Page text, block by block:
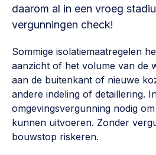
Eigen gebouw
ontmoetingsplekken >
Sociaal ondernemen
Bewonersbedrijf starten,
Buurtbewoners verbinden
Community building en ABCD,
Lid worden
Vraag stellen
030 231 7511
info@lsabewoners.nl
daarom al in een vroeg
vergunningen check!
Sommige isolatiemaatregelen
aanzicht of het volume van de
aan de buitenkant of nieuwe
andere indeling of detaillering.
omgevingsvergunning nodig
kunnen uitvoeren. Zonder
bouwstop riskeren.